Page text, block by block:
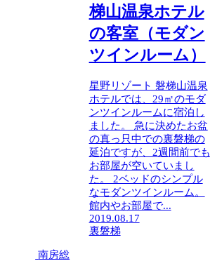
梯山温泉ホテル
の客室（モダン
ツインルーム）
星野リゾート 磐梯山温泉
ホテルでは、29㎡のモダ
ンツインルームに宿泊し
ました。 急に決めたお盆
の真っ只中での裏磐梯の
延泊ですが、2週間前でも
お部屋が空いていまし
た。 2ベッドのシンプル
なモダンツインルーム。
館内やお部屋で...
2019.08.17
裏磐梯
南房総